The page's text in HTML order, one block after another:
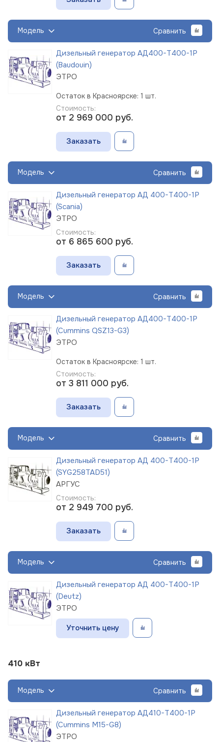
Модель Сравнить
Дизельный генератор АД400-Т400-1Р
(Baudouin)
ЭТРО
Остаток в Красноярске: 1 шт.
Стоимость:
от 2 969 000 руб.
Заказать
Модель Сравнить
Дизельный генератор АД 400-Т400-1Р
(Scania)
ЭТРО
Стоимость:
от 6 865 600 руб.
Заказать
Модель Сравнить
Дизельный генератор АД400-Т400-1Р
(Cummins QSZ13-G3)
ЭТРО
Остаток в Красноярске: 1 шт.
Стоимость:
от 3 811 000 руб.
Заказать
Модель Сравнить
Дизельный генератор АД 400-Т400-1Р
(SYG258TAD51)
АРГУС
Стоимость:
от 2 949 700 руб.
Заказать
Модель Сравнить
Дизельный генератор АД 400-Т400-1Р
(Deutz)
ЭТРО
Уточнить цену
410 кВт
Модель Сравнить
Дизельный генератор АД410-Т400-1Р
(Cummins M15-G8)
ЭТРО